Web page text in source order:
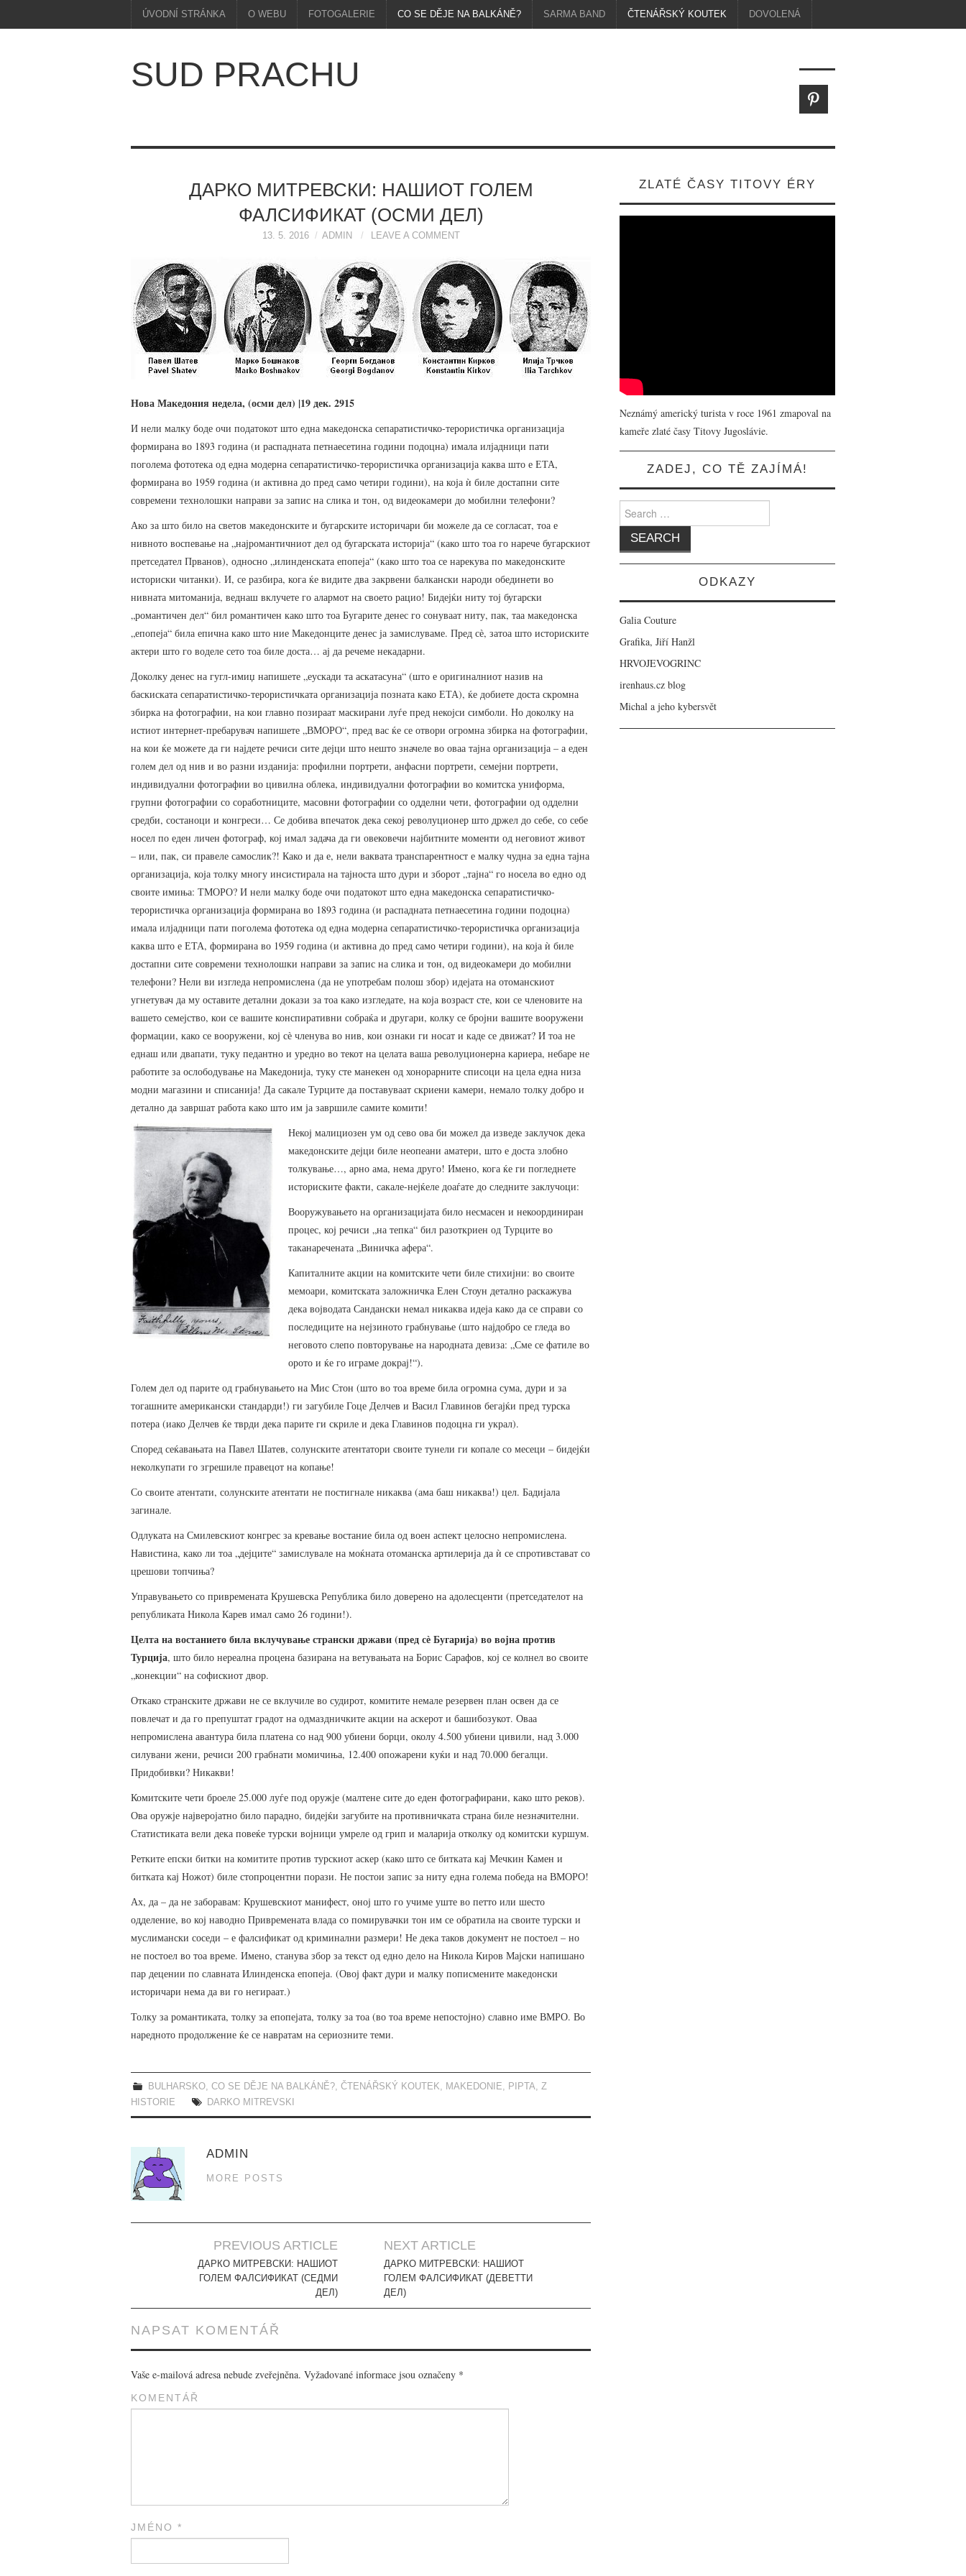
ÚVODNÍ STRÁNKA O WEBU FOTOGALERIE CO SE DĚJE NA BALKÁNĚ? SARMA BAND ČTENÁŘSKÝ KOUTEK DOVOLENÁ
SUD PRACHU
ДАРКО МИТРЕВСКИ: НАШИОТ ГОЛЕМ
ФАЛСИФИКАТ (ОСМИ ДЕЛ)
13. 5. 2016 ADMIN LEAVE A COMMENT
Нова Македония недела, (осми дел) |19 дек. 2915
И нели малку боде очи податокот што една македонска сепаратистичко-терористичка организација
формирана во 1893 година (и распадната петнаесетина години подоцна) имала илјадници пати
поголема фототека од една модерна сепаратистичко-терористичка организација каква што е ЕТА,
формирана во 1959 година (и активна до пред само четири години), на која ѝ биле достапни сите
современи технолошки направи за запис на слика и тон, од видеокамери до мобилни телефони?
Ако за што било на светов македонските и бугарските историчари би можеле да се согласат, тоа е
нивното воспевање на „најромантичниот дел од бугарската историја“ (како што тоа го нарече бугарскиот
претседател Прванов), односно „илинденската епопеја“ (како што тоа се нарекува по македонските
историски читанки). И, се разбира, кога ќе видите два закрвени балкански народи обединети во
нивната митоманија, веднаш вклучете го алармот на своето рацио! Бидејќи ниту тој бугарски
„романтичен дел“ бил романтичен како што тоа Бугарите денес го сонуваат ниту, пак, таа македонска
„епопеја“ била епична како што ние Македонците денес ја замислуваме. Пред сѐ, затоа што историските
актери што го воделе сето тоа биле доста… ај да речеме некадарни.
Доколку денес на гугл-имиџ напишете „еускади та аскатасуна“ (што е оригиналниот назив на
баскиската сепаратистичко-терористичката организација позната како ЕТА), ќе добиете доста скромна
збирка на фотографии, на кои главно позираат маскирани луѓе пред некојси симболи. Но доколку на
истиот интернет-пребарувач напишете „ВМОРО“, пред вас ќе се отвори огромна збирка на фотографии,
на кои ќе можете да ги најдете речиси сите дејци што нешто значеле во оваа тајна организација – а еден
голем дел од нив и во разни изданија: профилни портрети, анфасни портрети, семејни портрети,
индивидуални фотографии во цивилна облека, индивидуални фотографии во комитска униформа,
групни фотографии со соработниците, масовни фотографии со одделни чети, фотографии од одделни
средби, состаноци и конгреси… Се добива впечаток дека секој револуционер што држел до себе, со себе
носел по еден личен фотограф, кој имал задача да ги овековечи најбитните моменти од неговиот живот
– или, пак, си правеле самослик?! Како и да е, нели ваквата транспарентност е малку чудна за една тајна
организација, која толку многу инсистирала на тајноста што дури и зборот „тајна“ го носела во едно од
своите имиња: ТМОРО? И нели малку боде очи податокот што една македонска сепаратистичко-
терористичка организација формирана во 1893 година (и распадната петнаесетина години подоцна)
имала илјадници пати поголема фототека од една модерна сепаратистичко-терористичка организација
каква што е ЕТА, формирана во 1959 година (и активна до пред само четири години), на која ѝ биле
достапни сите современи технолошки направи за запис на слика и тон, од видеокамери до мобилни
телефони? Нели ви изгледа непромислена (да не употребам полош збор) идејата на отоманскиот
угнетувач да му оставите детални докази за тоа како изгледате, на која возраст сте, кои се членовите на
вашето семејство, кои се вашите конспиративни собраќа и другари, колку се бројни вашите вооружени
формации, како се вооружени, кој сѐ членува во нив, кои ознаки ги носат и каде се движат? И тоа не
еднаш или двапати, туку педантно и уредно во текот на целата ваша револуционерна кариера, небаре не
работите за ослободување на Македонија, туку сте манекен од хонорарните списоци на цела една низа
модни магазини и списанија! Да сакале Турците да поставуваат скриени камери, немало толку добро и
детално да завршат работа како што им ја завршиле самите комити!
Некој малициозен ум од сево ова би можел да изведе заклучок дека
македонските дејци биле неопеани аматери, што е доста злобно
толкување…, арно ама, нема друго! Имено, кога ќе ги погледнете
историските факти, сакале-нејќеле доаѓате до следните заклучоци:
Вооружувањето на организацијата било несмасен и некоординиран
процес, кој речиси „на тепка“ бил разоткриен од Турците во
таканаречената „Виничка афера“.
Капиталните акции на комитските чети биле стихијни: во своите
мемоари, комитската заложничка Елен Стоун детално раскажува
дека војводата Сандански немал никаква идеја како да се справи со
последиците на нејзиното грабнување (што најдобро се гледа во
неговото слепо повторување на народната девиза: „Сме се фатиле во
орото и ќе го играме докрај!“).
Голем дел од парите од грабнувањето на Мис Стон (што во тоа време била огромна сума, дури и за
тогашните американски стандарди!) ги загубиле Гоце Делчев и Васил Главинов бегајќи пред турска
потера (иако Делчев ќе тврди дека парите ги скриле и дека Главинов подоцна ги украл).
Според сеќавањата на Павел Шатев, солунските атентатори своите тунели ги копале со месеци – бидејќи
неколкупати го згрешиле правецот на копање!
Со своите атентати, солунските атентати не постигнале никаква (ама баш никаква!) цел. Бадијала
загинале.
Одлуката на Смилевскиот конгрес за кревање востание била од воен аспект целосно непромислена.
Навистина, како ли тоа „дејците“ замислувале на моќната отоманска артилерија да ѝ се спротивстават со
црешови топчиња?
Управувањето со привремената Крушевска Република било доверено на адолесценти (претседателот на
републиката Никола Карев имал само 26 години!).
Целта на востанието била вклучување странски држави (пред сѐ Бугарија) во војна против
Турција, што било нереална процена базирана на ветувањата на Борис Сарафов, кој се колнел во своите
„конекции“ на софискиот двор.
Откако странските држави не се вклучиле во судирот, комитите немале резервен план освен да се
повлечат и да го препуштат градот на одмаздничките акции на аскерот и башибозукот. Оваа
непромислена авантура била платена со над 900 убиени борци, околу 4.500 убиени цивили, над 3.000
силувани жени, речиси 200 грабнати момичиња, 12.400 опожарени куќи и над 70.000 бегалци.
Придобивки? Никакви!
Комитските чети броеле 25.000 луѓе под оружје (малтене сите до еден фотографирани, како што реков).
Ова оружје најверојатно било парадно, бидејќи загубите на противничката страна биле незначителни.
Статистиката вели дека повеќе турски војници умреле од грип и маларија отколку од комитски куршум.
Ретките епски битки на комитите против турскиот аскер (како што се битката кај Мечкин Камен и
битката кај Ножот) биле стопроцентни порази. Не постои запис за ниту една голема победа на ВМОРО!
Ах, да – да не заборавам: Крушевскиот манифест, оној што го учиме уште во петто или шесто
одделение, во кој наводно Привремената влада со помирувачки тон им се обратила на своите турски и
муслимански соседи – е фалсификат од криминални размери! Не дека таков документ не постоел – но
не постоел во тоа време. Имено, станува збор за текст од едно дело на Никола Киров Мајски напишано
пар децении по славната Илинденска епопеја. (Овој факт дури и малку пописмените македонски
историчари нема да ви го негираат.)
Толку за романтиката, толку за епопејата, толку за тоа (во тоа време непостојно) славно име ВМРО. Во
наредното продолжение ќе се навратам на сериозните теми.
BULHARSKO ,CO SE DĚJE NA BALKÁNĚ? ,ČTENÁŘSKÝ KOUTEK MAKEDONIE PIPTA
Z
HISTORIE
DARKO MITREVSKI
ADMIN
MORE POSTS
Post navigation
PREVIOUS ARTICLE
ДАРКО МИТРЕВСКИ: НАШИОТ
ГОЛЕМ ФАЛСИФИКАТ (СЕДМИ
ДЕЛ)
NEXT ARTICLE
ДАРКО МИТРЕВСКИ: НАШИОТ
ГОЛЕМ ФАЛСИФИКАТ (ДЕВЕТТИ
ДЕЛ)
NAPSAT KOMENTÁŘ
Vaše e-mailová adresa nebude zveřejněna. Vyžadované informace jsou označeny *
KOMENTÁŘ
JMÉNO *
ZLATÉ ČASY TITOVY ÉRY
Neznámý americký turista v roce 1961 zmapoval na
kameře zlaté časy Titovy Jugoslávie.
ZADEJ, CO TĚ ZAJÍMÁ!
Search for:
ODKAZY
Galia Couture
Grafika, Jiří Hanžl
HRVOJEVOGRINC
irenhaus.cz blog
Michal a jeho kybersvět